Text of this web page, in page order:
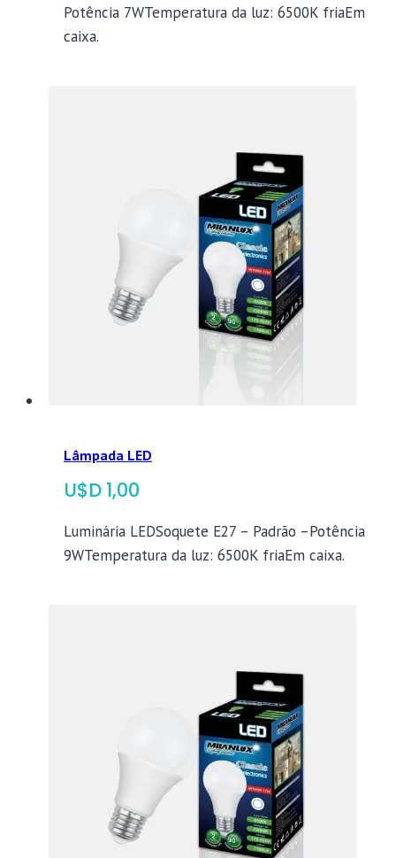
Potência 7WTemperatura da luz: 6500K friaEm
caixa.
Lâmpada LED
$ 1,00
Luminária LEDSoquete E27 – Padrão –Potência
9WTemperatura da luz: 6500K friaEm caixa.